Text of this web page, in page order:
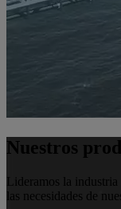
Nuestros
Lideramos la industria
las necesidades de